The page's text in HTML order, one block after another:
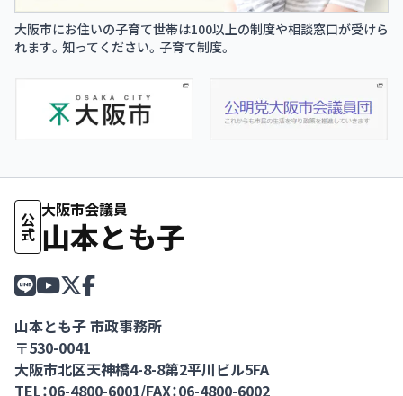
大阪市にお住いの子育て世帯は100以上の制度や相談窓口が受けら
れます。知ってください。子育て制度。
公式
大阪市会議員
山本とも子
山本とも子 市政事務所
〒530-0041
大阪市北区天神橋4-8-8第2平川ビル5FA
TEL：06-4800-6001/FAX：06-4800-6002